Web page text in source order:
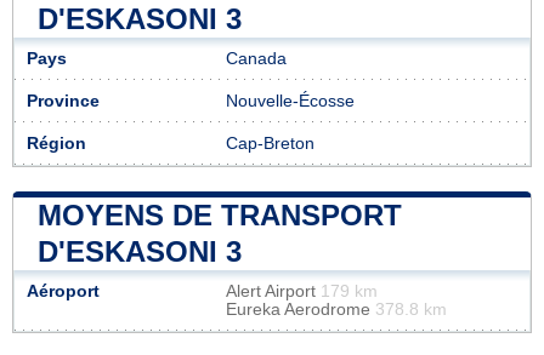
D'ESKASONI 3
Pays Canada
Province Nouvelle-Écosse
Région Cap-Breton
MOYENS DE TRANSPORT
D'ESKASONI 3
Aéroport Alert Airport 179 km
Eureka Aerodrome 378.8 km